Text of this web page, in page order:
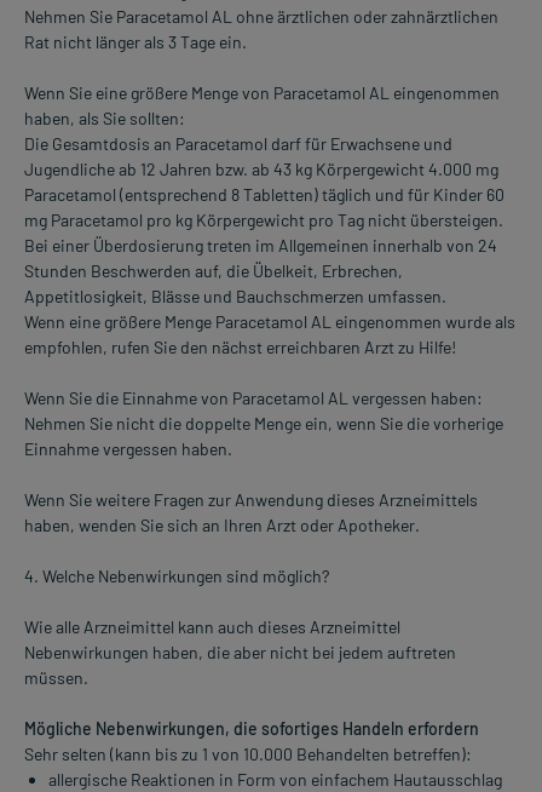
Nehmen Sie Paracetamol AL ohne ärztlichen oder zahnärztlichen
Rat nicht länger als 3 Tage ein.
Wenn Sie eine größere Menge von Paracetamol AL eingenommen
haben, als Sie sollten:
Die Gesamtdosis an Paracetamol darf für Erwachsene und
Jugendliche ab 12 Jahren bzw. ab 43 kg Körpergewicht 4.000 mg
Paracetamol (entsprechend 8 Tabletten) täglich und für Kinder 60
mg Paracetamol pro kg Körpergewicht pro Tag nicht übersteigen.
Bei einer Überdosierung treten im Allgemeinen innerhalb von 24
Stunden Beschwerden auf, die Übelkeit, Erbrechen,
Appetitlosigkeit, Blässe und Bauchschmerzen umfassen.
Wenn eine größere Menge Paracetamol AL eingenommen wurde als
empfohlen, rufen Sie den nächst erreichbaren Arzt zu Hilfe!
Wenn Sie die Einnahme von Paracetamol AL vergessen haben:
Nehmen Sie nicht die doppelte Menge ein, wenn Sie die vorherige
Einnahme vergessen haben.
Wenn Sie weitere Fragen zur Anwendung dieses Arzneimittels
haben, wenden Sie sich an Ihren Arzt oder Apotheker.
4. Welche Nebenwirkungen sind möglich?
Wie alle Arzneimittel kann auch dieses Arzneimittel
Nebenwirkungen haben, die aber nicht bei jedem auftreten
müssen.
Mögliche Nebenwirkungen, die sofortiges Handeln erfordern
Sehr selten (kann bis zu 1 von 10.000 Behandelten betreffen):
allergische Reaktionen in Form von einfachem Hautausschlag